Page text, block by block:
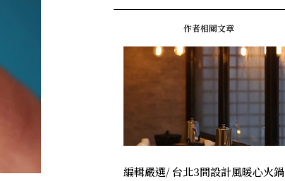
作者相關文章
編輯嚴選/ 台北3間設計風暖心火鍋